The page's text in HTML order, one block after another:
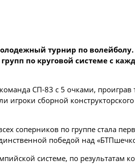
турнир по
по круговой системе с
СП-83 с 5 очками,
игроки сборной
соперников по группе стала
победой над
системе, по результатам